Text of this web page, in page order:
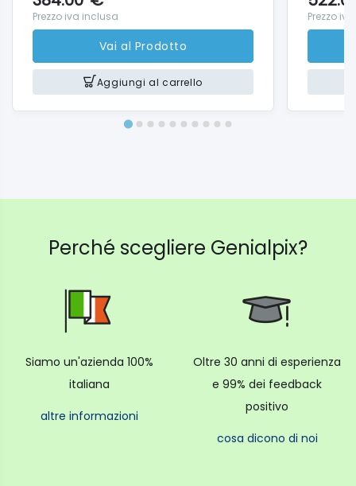
Che cosa include la confezione
Aspirapolvere Senza Filo Dyson V15 Detect™
Nuova spazzola Digital Motorbar™
Stazione di ricarica
Prezzo iva inclusa
Vai al Prodotto
Aggiungi al carrello
Prezzo
Perché scegliere Genialpix?
Siamo un'azienda 100%
italiana
altre informazioni
Oltre 30 anni di esperienza
e 99% dei feedback
positivo
cosa dicono di noi